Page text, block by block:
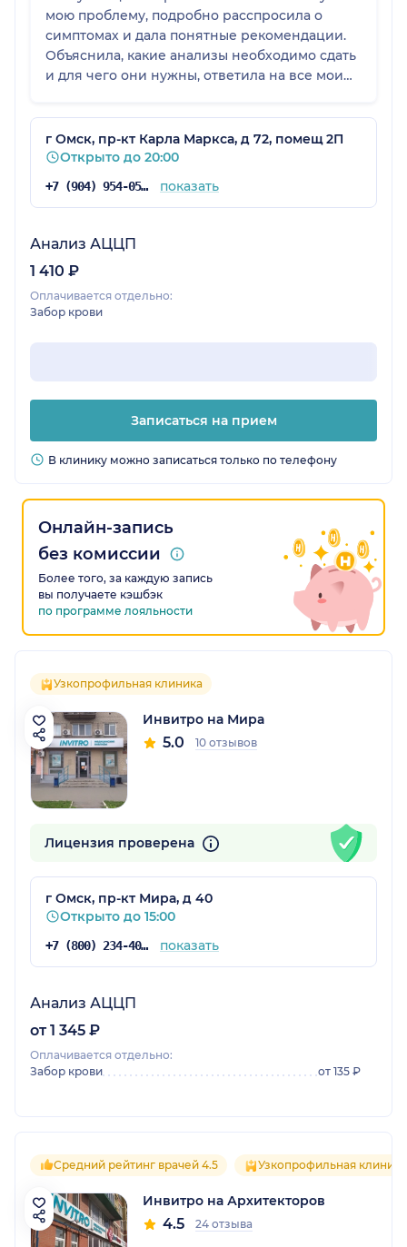
мою проблему, подробно расспросила о
симптомах и дала понятные рекомендации.
Объяснила, какие анализы необходимо сдать
и для чего они нужны, ответила на все мои
доброжелательной атмосфере. Обязательно
приду на повторный прием, чтобы обсудить
результаты анализов и подобрать
консультацию и доброжелательное
г Омск, пр-кт Карла Маркса, д 72, помещ 2П
Открыто до 20:00
+7 (904) 954-05-68 показать
Анализ АЦЦП
1 410 ₽
Оплачивается отдельно:
Забор крови
Записаться на прием
В клинику можно записаться только по телефону
Онлайн-запись
без комиссии
Более того, за каждую запись
вы получаете кэшбэк
по программе лояльности
Узкопрофильная клиника
Инвитро на Мира
5.0 10 отзывов
Лицензия проверена
г Омск, пр-кт Мира, д 40
Открыто до 15:00
+7 (800) 234-40-50 показать
Анализ АЦЦП
от 1 345 ₽
Оплачивается отдельно:
Забор крови
от 135 ₽
Средний рейтинг врачей 4.5 Узкопрофильная клиника
Инвитро на Архитекторов
4.5 24 отзыва